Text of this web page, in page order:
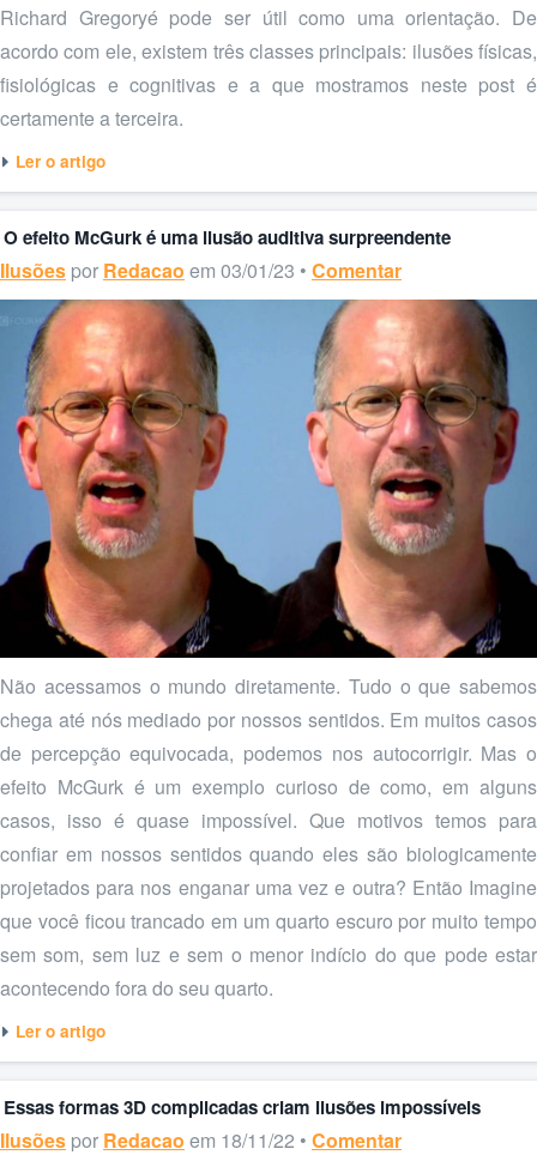
Richard Gregoryé pode ser útil como uma orientação. De
acordo com ele, existem três classes principais: ilusões físicas,
fisiológicas e cognitivas e a que mostramos neste post é
certamente a terceira.
Ler o artigo
O efeito McGurk é uma ilusão auditiva surpreendente
Ilusões por Redacao em 03/01/23 • Comentar
Não acessamos o mundo diretamente. Tudo o que sabemos
chega até nós mediado por nossos sentidos. Em muitos casos
de percepção equivocada, podemos nos autocorrigir. Mas o
efeito McGurk é um exemplo curioso de como, em alguns
casos, isso é quase impossível. Que motivos temos para
confiar em nossos sentidos quando eles são biologicamente
projetados para nos enganar uma vez e outra? Então Imagine
que você ficou trancado em um quarto escuro por muito tempo
sem som, sem luz e sem o menor indício do que pode estar
acontecendo fora do seu quarto.
Ler o artigo
Essas formas 3D complicadas criam ilusões impossíveis
Ilusões por Redacao em 18/11/22 • Comentar